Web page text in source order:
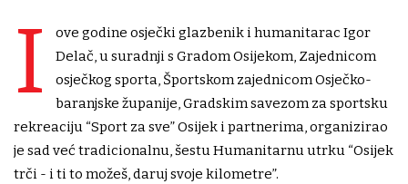
I
ove godine osječki glazbenik i humanitarac Igor
Delač, u suradnji s Gradom Osijekom, Zajednicom
osječkog sporta, Športskom zajednicom Osječko-
baranjske županije, Gradskim savezom za sportsku
rekreaciju “Sport za sve” Osijek i partnerima, organizirao
je sad već tradicionalnu, šestu Humanitarnu utrku “Osijek
trči - i ti to možeš, daruj svoje kilometre”.